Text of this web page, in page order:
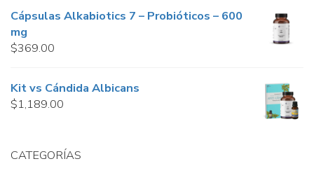
Cápsulas Alkabiotics 7 – Probióticos – 600
mg
$369.00
Kit vs Cándida Albicans
$1,189.00
CATEGORÍAS